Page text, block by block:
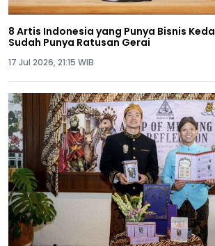
8 Artis Indonesia yang Punya Bisnis
Sudah Punya Ratusan Gerai
17 Jul 2026, 21:15 WIB